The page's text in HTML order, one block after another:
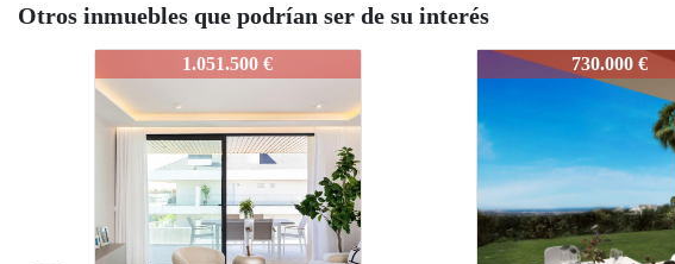
Otros inmuebles que podrían ser de su interés
IDEPSOAA730.000 € IDEPSOAA779.000 €